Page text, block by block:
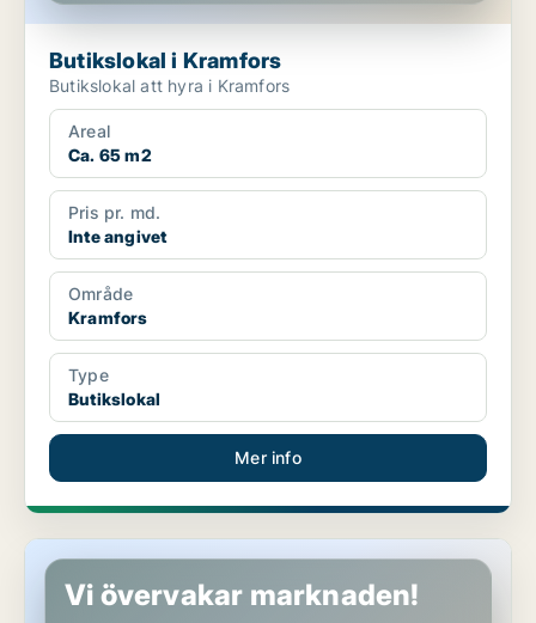
Butikslokal i Kramfors
Butikslokal att hyra i Kramfors
Areal
Ca. 65 m2
Pris pr. md.
Inte angivet
Område
Kramfors
Type
Butikslokal
Mer info
Butikslokal i Kramfors
Vi övervakar marknaden!